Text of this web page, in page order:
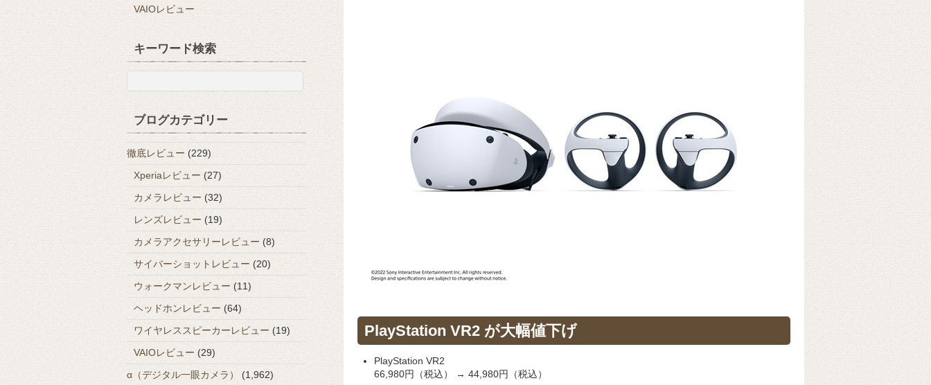
PlayStation VR2 が大幅値下げ
PlayStation VR2
66,980円（税込） → 44,980円（税込）
VAIOレビュー
キーワード検索
ブログカテゴリー
徹底レビュー (229)
Xperiaレビュー(27)
カメラレビュー (32)
レンズレビュー (19)
カメラアクセサリーレビュー (8)
サイバーショットレビュー (20)
ウォークマンレビュー (11)
ヘッドホンレビュー (64)
ワイヤレススピーカーレビュー (19)
VAIOレビュー (29)
α（デジタル一眼カメラ）
(1,962)